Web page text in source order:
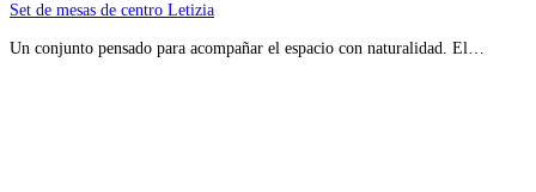
Set de mesas de centro Letizia
Un conjunto pensado para acompañar el espacio con naturalidad. El…